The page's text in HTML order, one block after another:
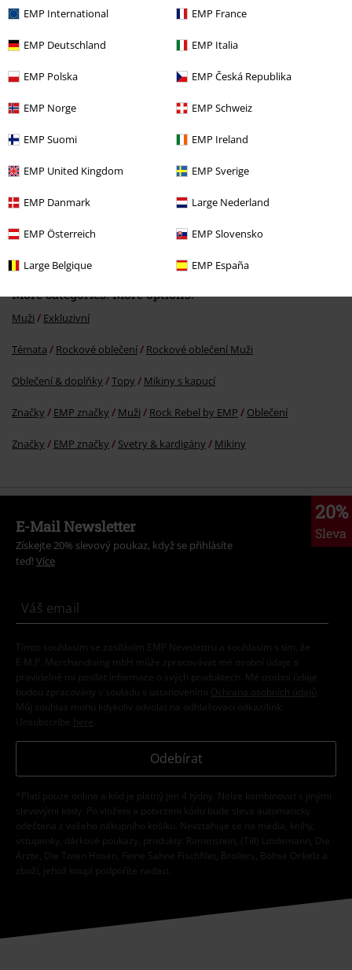
EMP International EMP France
EMP Deutschland EMP Italia
EMP Polska EMP Česká Republika
EMP Norge EMP Schweiz
EMP Suomi EMP Ireland
EMP United Kingdom EMP Sverige
EMP Danmark Large Nederland
EMP Österreich EMP Slovensko
Large Belgique EMP España
Naposledy navštívené
OdKč 819,00
More categories. More options.
Muži Exkluzivní
Témata Rockové oblečení Rockové oblečení Muži
Oblečení & doplňky Topy Mikiny s kapucí
Značky EMP značky Muži Rock Rebel by EMP Oblečení
Značky EMP značky Svetry & kardigány Mikiny
20%
Sleva
E-Mail Newsletter
Získejte 20% slevový poukaz, když se přihlásíte
teď! Více
Tímto souhlasím se zasíláním EMP Newslettru a souhlasím s tím, že
E.M.P. Merchandising mbH může zpracovávat mé osobní údaje a
pravidelně mi posílat informace o svých produktech. Mé osobní údaje
budou zpracovány v souladu s ustanoveními
Ochrana osobních údajů
Můj souhlas mohu kdykoliv odvolat na odhlašovací odkaz/link.
Unsubscribe here
Odebírat
*Platí pouze online a kód je platný jen 4 týdny. Nelze kombinovat s jinými
slevovými kódy. Po vložení a potvrzení kódu bude sleva automaticky
odečtena z vašeho nákupního košíku. Nevztahuje se na média, knihy,
vstupenky, dárkové poukazy, produkty: Rammstein, (Till) Lindemann, Die
Ärzte, Die Toten Hosen, Feine Sahne Fischfilet, Broilers, Böhse Onkelz a
zboží, jehož koupí podpoříte nadaci.